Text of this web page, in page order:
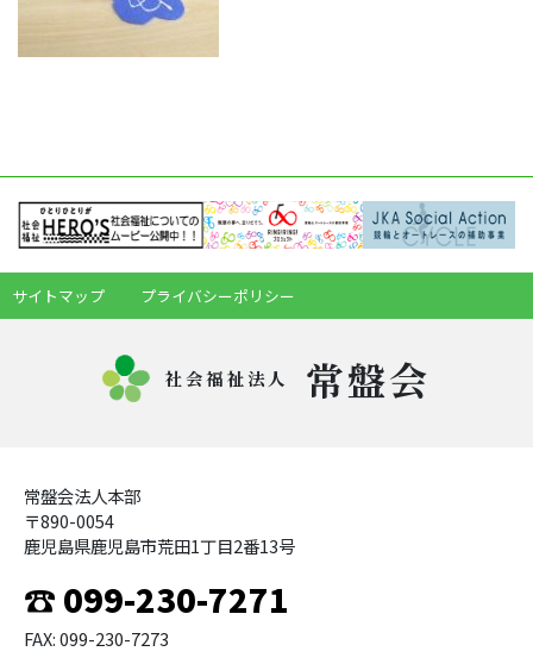
サイトマップ プライバシーポリシー
社会福祉法人 常盤会
常盤会法人本部
〒890-0054
鹿児島県鹿児島市荒田1丁目2番13号
☎ 099-230-7271
FAX: 099-230-7273